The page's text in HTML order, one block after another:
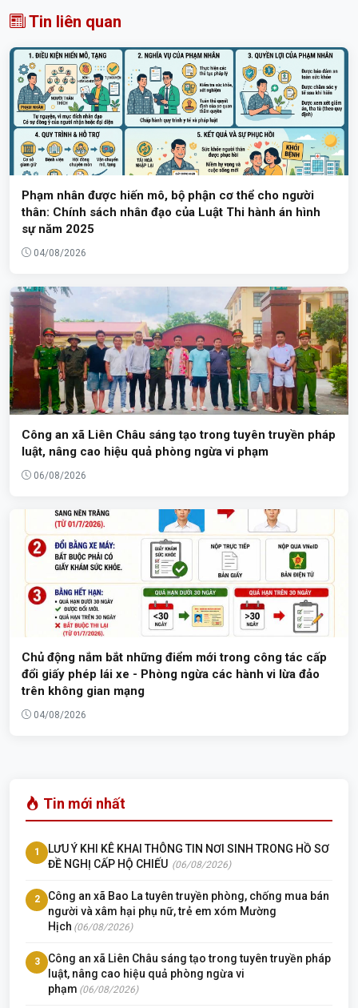
Tin liên quan
Phạm nhân được hiến mô, bộ phận cơ thể cho người
thân: Chính sách nhân đạo của Luật Thi hành án hình
sự năm 2025
04/08/2026
Công an xã Liên Châu sáng tạo trong tuyên truyền pháp
luật, nâng cao hiệu quả phòng ngừa vi phạm
06/08/2026
Chủ động nắm bắt những điểm mới trong công tác cấp
đổi giấy phép lái xe - Phòng ngừa các hành vi lừa đảo
trên không gian mạng
04/08/2026
Tin mới nhất
1
LƯU Ý KHI KÊ KHAI THÔNG TIN NƠI SINH TRONG HỒ SƠ
ĐỀ NGHỊ CẤP HỘ CHIẾU (06/08/2026)
2
Công an xã Bao La tuyên truyền phòng, chống mua bán
người và xâm hại phụ nữ, trẻ em xóm Mường
Hịch (06/08/2026)
3
Công an xã Liên Châu sáng tạo trong tuyên truyền pháp
luật, nâng cao hiệu quả phòng ngừa vi
phạm (06/08/2026)